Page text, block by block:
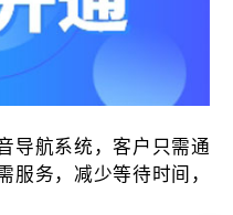
导航系统，客户只需通
务，减少等待时间，